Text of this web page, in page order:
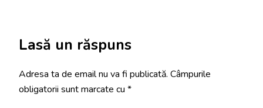
Lasă un răspuns
Adresa ta de email nu va fi publicată. Câmpurile
obligatorii sunt marcate cu *